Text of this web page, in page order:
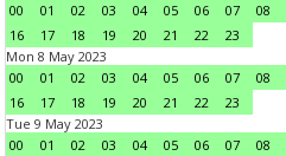
00
01 02 03 04 05 06 07 08
16
17 18 19 20 21 22
23
Mon 8 May 2023
00
01 02 03 04 05 06 07 08
16
17 18 19 20 21 22
23
Tue 9 May 2023
00
01 02 03 04 05 06 07 08